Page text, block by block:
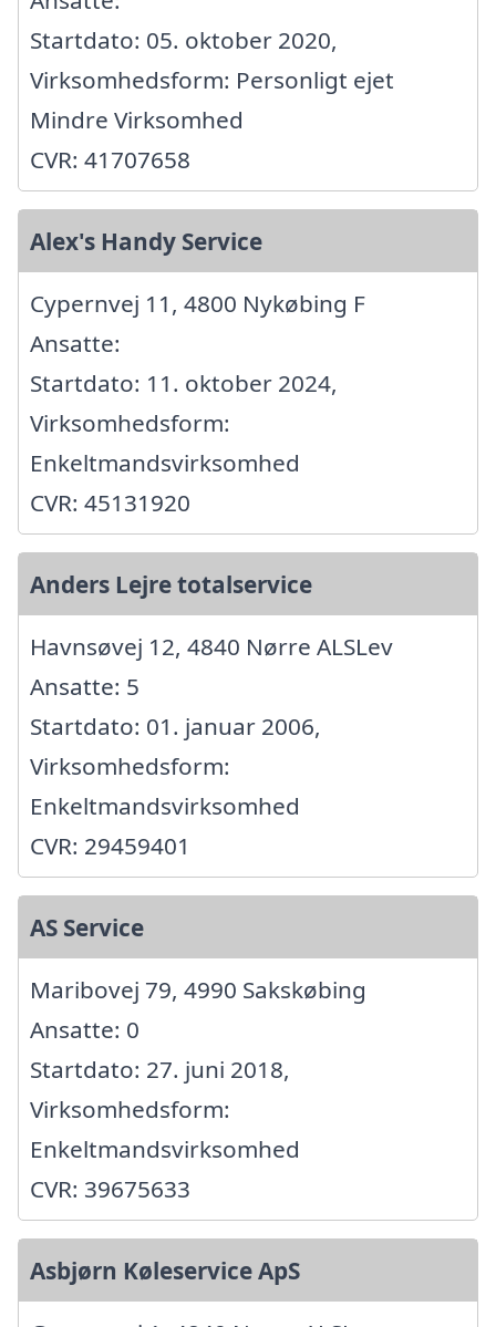
Startdato: 05. oktober 2020,
Virksomhedsform: Personligt ejet
Mindre Virksomhed
CVR: 41707658
Alex's Handy Service
Cypernvej 11, 4800 Nykøbing F
Ansatte:
Startdato: 11. oktober 2024,
Virksomhedsform:
Enkeltmandsvirksomhed
CVR: 45131920
Anders Lejre totalservice
Havnsøvej 12, 4840 Nørre ALSLev
Ansatte: 5
Startdato: 01. januar 2006,
Virksomhedsform:
Enkeltmandsvirksomhed
CVR: 29459401
AS Service
Maribovej 79, 4990 Sakskøbing
Ansatte: 0
Startdato: 27. juni 2018,
Virksomhedsform:
Enkeltmandsvirksomhed
CVR: 39675633
Asbjørn Køleservice ApS